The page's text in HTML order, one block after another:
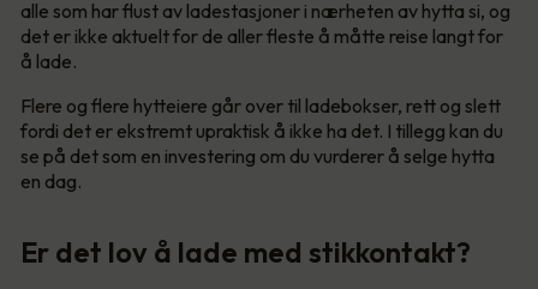
alle som har flust av ladestasjoner i nærheten av hytta si, og
det er ikke aktuelt for de aller fleste å måtte reise langt for
å lade.
Flere og flere hytteiere går over til ladebokser, rett og slett
fordi det er ekstremt upraktisk å ikke ha det. I tillegg kan du
se på det som en investering om du vurderer å selge hytta
en dag.
Er det lov å lade med stikkontakt?